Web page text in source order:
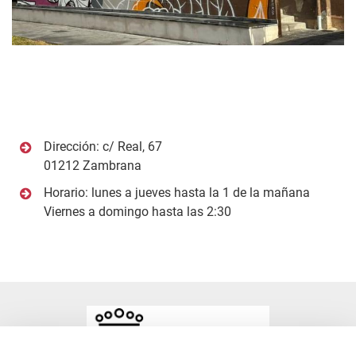
Dirección: c/ Real, 67
01212 Zambrana
Horario: lunes a jueves hasta la 1 de la mañana
Viernes a domingo hasta las 2:30